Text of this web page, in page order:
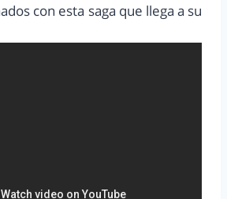
con esta saga que llega a su